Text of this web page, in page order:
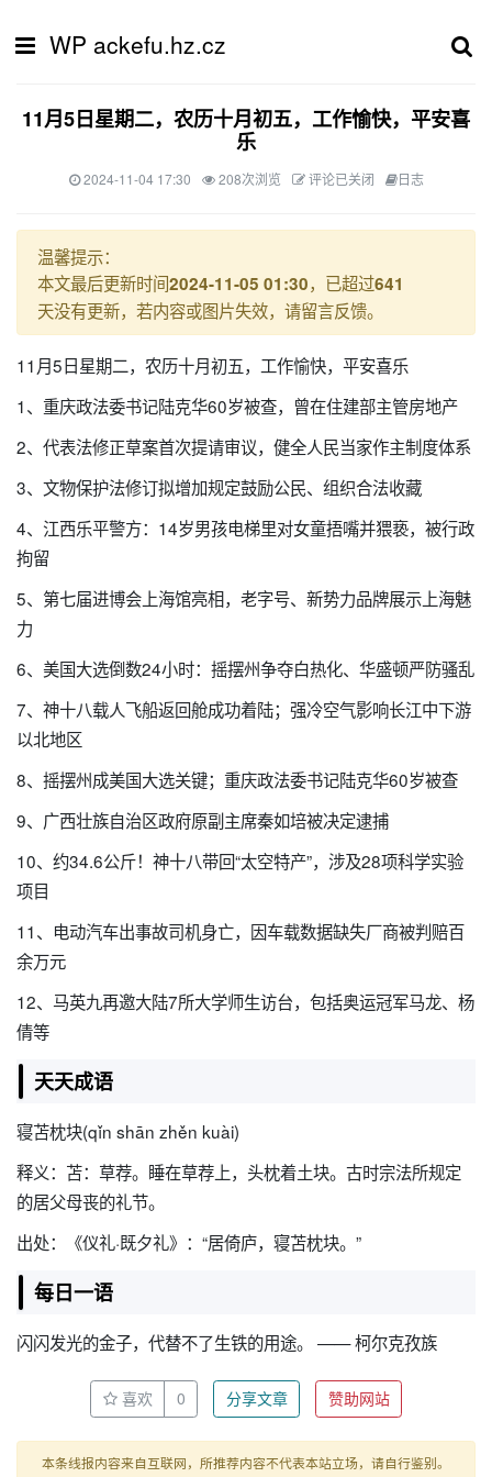
WP ackefu.hz.cz
11月5日星期二，农历十月初五，工作愉快，平安喜
乐
2024-11-04 17:30 208次浏览 评论已关闭 日志
温馨提示：
本文最后更新时间2024-11-05 01:30，已超过641
天没有更新，若内容或图片失效，请留言反馈。
11月5日星期二，农历十月初五，工作愉快，平安喜乐
1、重庆政法委书记陆克华60岁被查，曾在住建部主管房地产
2、代表法修正草案首次提请审议，健全人民当家作主制度体系
3、文物保护法修订拟增加规定鼓励公民、组织合法收藏
4、江西乐平警方：14岁男孩电梯里对女童捂嘴并猥亵，被行政
拘留
5、第七届进博会上海馆亮相，老字号、新势力品牌展示上海魅
力
6、美国大选倒数24小时：摇摆州争夺白热化、华盛顿严防骚乱
7、神十八载人飞船返回舱成功着陆；强冷空气影响长江中下游
以北地区
8、摇摆州成美国大选关键；重庆政法委书记陆克华60岁被查
9、广西壮族自治区政府原副主席秦如培被决定逮捕
10、约34.6公斤！神十八带回“太空特产”，涉及28项科学实验
项目
11、电动汽车出事故司机身亡，因车载数据缺失厂商被判赔百
余万元
12、马英九再邀大陆7所大学师生访台，包括奥运冠军马龙、杨
倩等
天天成语
寝苫枕块(qǐn shān zhěn kuài)
释义：苫：草荐。睡在草荐上，头枕着土块。古时宗法所规定
的居父母丧的礼节。
出处：《仪礼·既夕礼》：“居倚庐，寝苫枕块。”
每日一语
闪闪发光的金子，代替不了生铁的用途。 —— 柯尔克孜族
喜欢 0 分享文章 赞助网站
本条线报内容来自互联网，所推荐内容不代表本站立场，请自行鉴别。